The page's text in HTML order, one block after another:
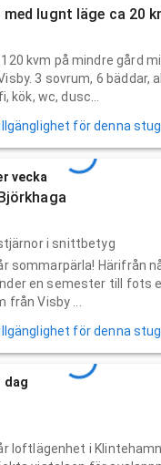
lugnt läge ca 20
kvm på mindre gård
3 sovrum, 6 bäddar,
kök, wc, dusc...
för denna
vecka
i snittbetyg
sommarpärla! Härifrån
en semester till fots
från Visby ...
för denna
dag
loftlägenhet i